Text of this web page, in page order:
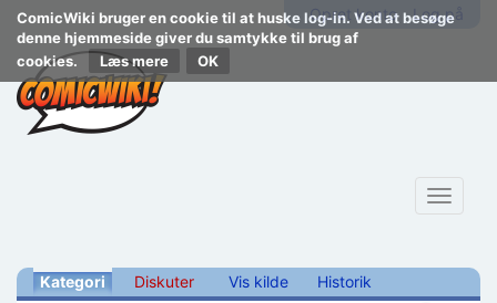
ComicWiki bruger en cookie til at huske log-in. Ved at besøge
denne hjemmeside giver du samtykke til brug af
cookies.
Læs mere
Opret konto Log på
Toggle
Kategori Diskuter Vis kilde Historik